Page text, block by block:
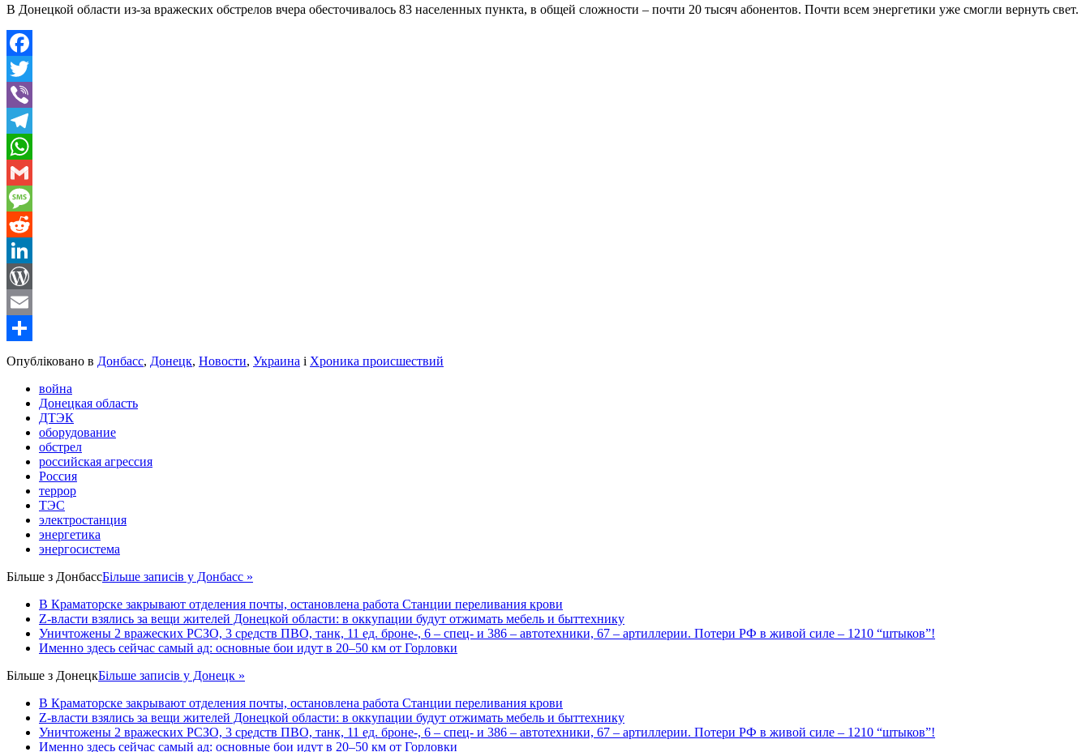
В Донецкой области из-за вражеских обстрелов вчера обесточивалось 83 населенных пункта, в общей сложности – почти 20 тысяч абонентов. Почти всем энергетики уже смогли вернуть свет.
Facebook
Twitter
Viber
Telegram
WhatsApp
Gmail
Message
Reddit
LinkedIn
WordPress
Email
Share
Опубліковано в Донбасс, Донецк, Новости, Украина і Хроника происшествий
война
Донецкая область
ДТЭК
оборудование
обстрел
российская агрессия
Россия
террор
ТЭС
электростанция
энергетика
энергосистема
Більше з ДонбассБільше записів у Донбасс »
В Краматорске закрывают отделения почты, остановлена работа Станции переливания крови
Z-власти взялись за вещи жителей Донецкой области: в оккупации будут отжимать мебель и быттехнику
Уничтожены 2 вражеских РСЗО, 3 средств ПВО, танк, 11 ед. броне-, 6 – спец- и 386 – автотехники, 67 – артиллерии. Потери РФ в живой силе – 1210 “штыков”!
Именно здесь сейчас самый ад: основные бои идут в 20–50 км от Горловки
Більше з ДонецкБільше записів у Донецк »
В Краматорске закрывают отделения почты, остановлена работа Станции переливания крови
Z-власти взялись за вещи жителей Донецкой области: в оккупации будут отжимать мебель и быттехнику
Уничтожены 2 вражеских РСЗО, 3 средств ПВО, танк, 11 ед. броне-, 6 – спец- и 386 – автотехники, 67 – артиллерии. Потери РФ в живой силе – 1210 “штыков”!
Именно здесь сейчас самый ад: основные бои идут в 20–50 км от Горловки